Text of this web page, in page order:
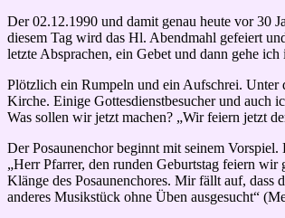
Der 02.12.1990 und damit genau heute vor 30
diesem Tag wird das Hl. Abendmahl gefeiert
letzte Absprachen, ein Gebet und dann gehe
Plötzlich ein Rumpeln und ein Aufschrei. Unter
Kirche. Einige Gottesdienstbesucher und auch
Was sollen wir jetzt machen? „Wir feiern jetzt
Der Posaunenchor beginnt mit seinem
„Herr Pfarrer, den runden Geburtstag feiern
Klänge des Posaunenchores. Mir fällt auf,
anderes Musikstück ohne Üben ausgesucht“